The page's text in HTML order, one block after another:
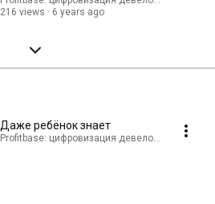
216 views
6 years ago
Даже ребёнок знает
Profitbase: цифровизация девелопмента ·